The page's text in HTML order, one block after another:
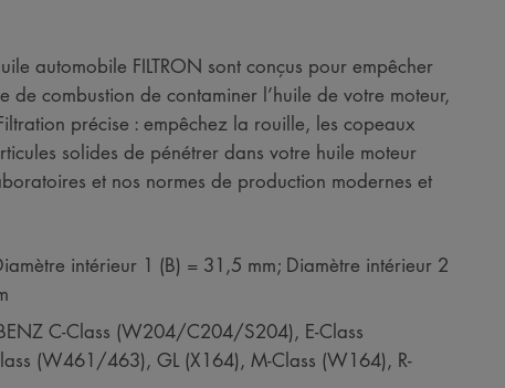
automobile FILTRON sont conçus pour empêcher
de combustion de contaminer l’huile de votre moteur,
précise : empêchez la rouille, les copeaux
solides de pénétrer dans votre huile moteur
et nos normes de production modernes et
intérieur 1 (B) = 31,5 mm; Diamètre intérieur 2
C-Class (W204/C204/S204), E-Class
(W461/463), GL (X164), M-Class (W164), R-